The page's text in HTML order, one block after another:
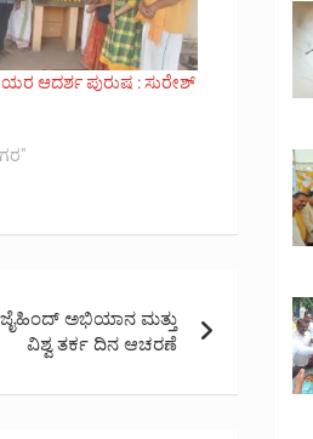
ಆದರ್ಶ ಪುರುಷ : ಸುರೇಶ್
ಅಭಿಯಾನ ಮತ್ತು
ವಿಶ್ವ ತರ್ಕ ದಿನ ಆಚರಣೆ